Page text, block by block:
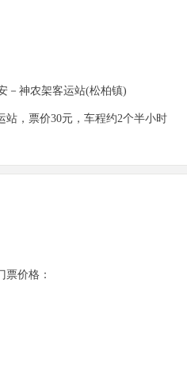
－神农架客运站(松柏镇)
站，票价30元，车程约2个半小时
价格：